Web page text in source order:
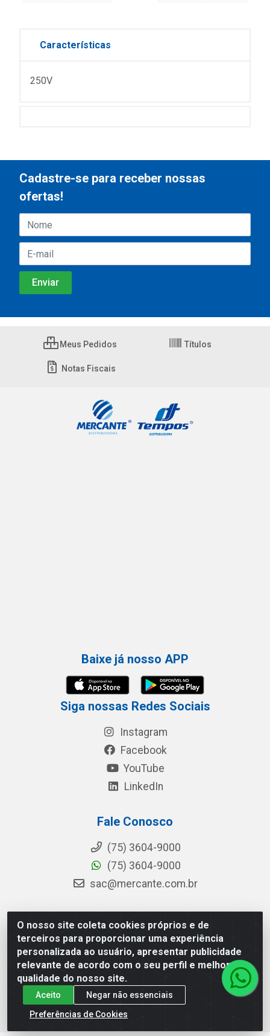
Características
250V
O nosso site coleta cookies próprios e de
terceiros para proporcionar uma experiência
personalizada ao usuário, apresentar publicidade
relevante de acordo com o seu perfil e melhorar a
qualidade do nosso site.
Aceito
Negar não essenciais
Preferências de Cookies
Cadastre-se para receber nossas
ofertas!
Meus Pedidos Títulos
Notas Fiscais
Baixe já nosso APP
Siga nossas Redes Sociais
Instagram
Facebook
YouTube
LinkedIn
Fale Conosco
(75) 3604-9000
(75) 3604-9000
sac@mercante.com.br
Mercante Distribuidora - Rua Mercante, 699 - Aviário,
Feira de Santana/BA - CEP 44.096-218 - CNPJ
96.755.848/0001-08